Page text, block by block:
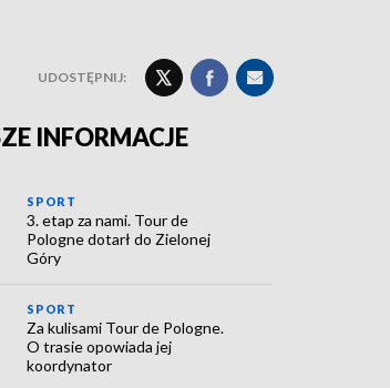
UDOSTĘPNIJ:
INFORMACJE
SPORT
3. etap za nami. Tour de
Pologne dotarł do Zielonej
Góry
SPORT
Za kulisami Tour de Pologne.
O trasie opowiada jej
koordynator